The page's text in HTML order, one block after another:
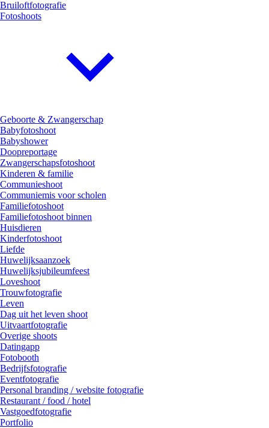
Bruiloftfotografie
Fotoshoots
Geboorte & Zwangerschap
Babyfotoshoot
Babyshower
Doopreportage
Zwangerschapsfotoshoot
Kinderen & familie
Communieshoot
Communiemis voor scholen
Familiefotoshoot
Familiefotoshoot binnen
Huisdieren
Kinderfotoshoot
Liefde
Huwelijksaanzoek
Huwelijksjubileumfeest
Loveshoot
Trouwfotografie
Leven
Dag uit het leven shoot
Uitvaartfotografie
Overige shoots
Datingapp
Fotobooth
Bedrijfsfotografie
Eventfotografie
Personal branding / website fotografie
Restaurant / food / hotel
Vastgoedfotografie
Portfolio